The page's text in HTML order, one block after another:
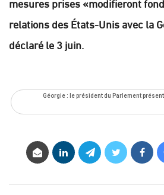
relations des États-Unis avec la
déclaré le 3 juin.
Géorgie : le président du Parlement